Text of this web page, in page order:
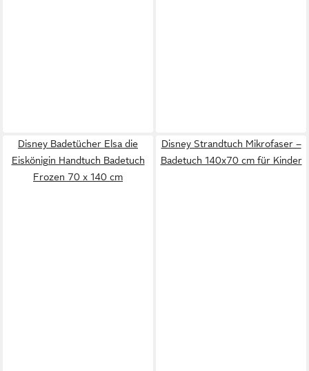
Disney Badetücher Elsa die
Eiskönigin Handtuch Badetuch
Frozen 70 x 140 cm
Disney Strandtuch Mikrofaser –
Badetuch 140x70 cm für Kinder